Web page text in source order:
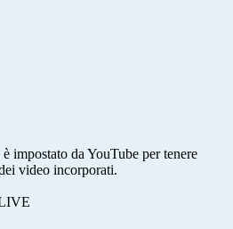
impostato da YouTube per tenere
video incorporati.